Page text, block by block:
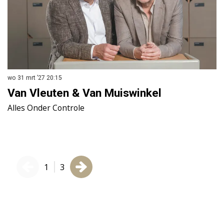
Van Vleuten & Van Muiswinkel
Alles Onder Controle
wo 31 mrt ’27 20:15
1 3